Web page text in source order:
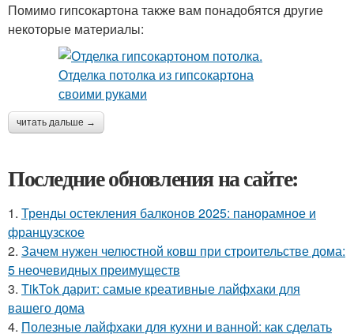
Помимо гипсокартона также вам понадобятся другие
некоторые материалы:
читать дальше →
Последние обновления на сайте:
1. Тренды остекления балконов 2025: панорамное и
французское
2. Зачем нужен челюстной ковш при строительстве дома:
5 неочевидных преимуществ
3. TikTok дарит: самые креативные лайфхаки для
вашего дома
4. Полезные лайфхаки для кухни и ванной: как сделать